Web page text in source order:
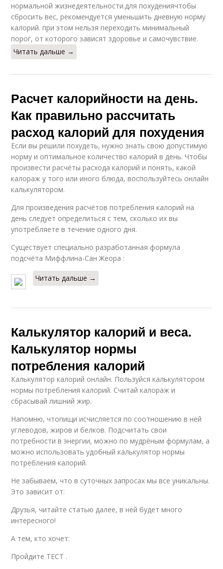
нормальной жизнедеятельности.для похудениячтобы
сбросить вес, рекомендуется уменьшить дневную норму
калорий. при этом нельзя переходить минимальный
порог, от которого зависят здоровье и самочувствие.
Читать дальше →
Расчет калорийности на день.
Как правильно рассчитать
расход калорий для похудения
Если вы решили похудеть, нужно знать свою допустимую
норму и оптимальное количество калорий в день. Чтобы
произвести расчёты расхода калорий и понять, какой
калораж у того или иного блюда, воспользуйтесь онлайн
калькулятором.
Для произведения расчётов потребления калорий на
день следует определиться с тем, сколько их вы
употребляете в течение одного дня.
Существует специально разработанная формула
подсчёта Миффлина-Сан Жеора :
Читать дальше →
Калькулятор калорий и веса.
Калькулятор нормы
потребления калорий
Калькулятор калорий онлайн. Пользуйся калькулятором
нормы потребления калорий. Считай калораж и
сбрасывай лишний жир.
Напомню, чтопищи исчисляется по соотношению в ней
углеводов, жиров и белков. Подсчитать свои
потребности в энергии, можно по мудрёным формулам, а
можно использовать удобный калькулятор нормы
потребления калорий.
Не забываем, что в суточных запросах мы все уникальны.
Это зависит от:
Друзья, читайте статью далее, в ней будет много
интересного!
А тем, кто хочет:
Пройдите ТЕСТ .